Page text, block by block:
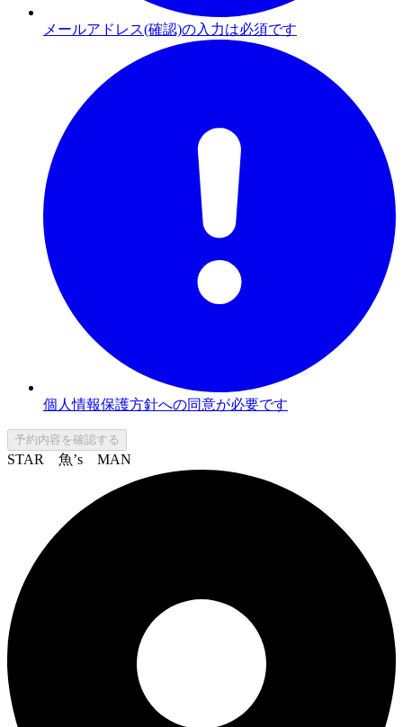
メールアドレス(確認)の入力は必須です
個人情報保護方針への同意が必要です
予約内容を確認する
STAR 魚’s MAN